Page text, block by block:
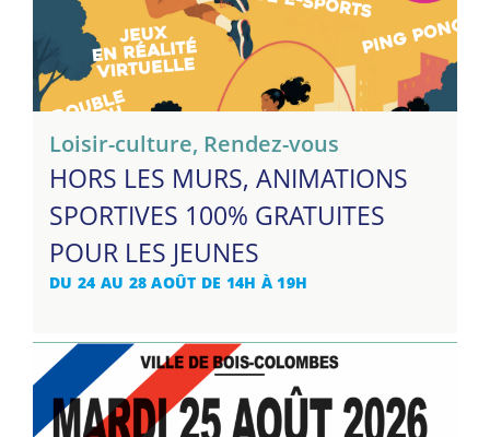
Loisir-culture, Rendez-vous
HORS LES MURS, ANIMATIONS
SPORTIVES 100% GRATUITES
POUR LES JEUNES
DU 24 AU 28 AOÛT DE 14H À 19H